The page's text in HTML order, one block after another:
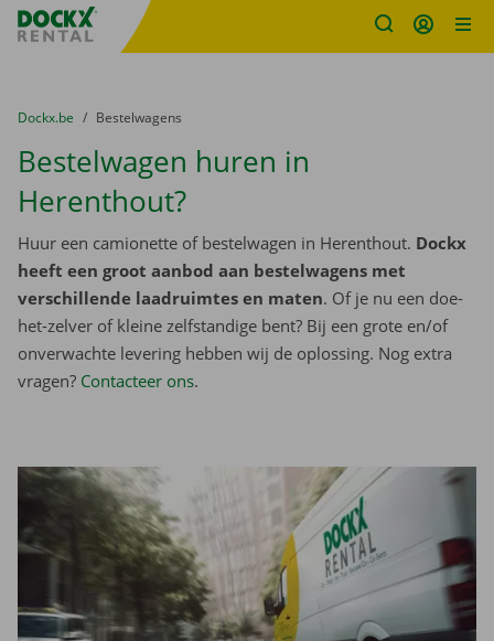
Fratello DEMO
U bevindt zich hier:
van
Dockx.be naar
Bestelwagens
Bestelwagen huren in
Herenthout?
Huur een camionette of bestelwagen in Herenthout. Dockx
heeft een groot aanbod aan bestelwagens met
verschillende laadruimtes en maten. Of je nu een doe-
het-zelver of kleine zelfstandige bent? Bij een grote en/of
onverwachte levering hebben wij de oplossing. Nog extra
vragen? Contacteer ons.